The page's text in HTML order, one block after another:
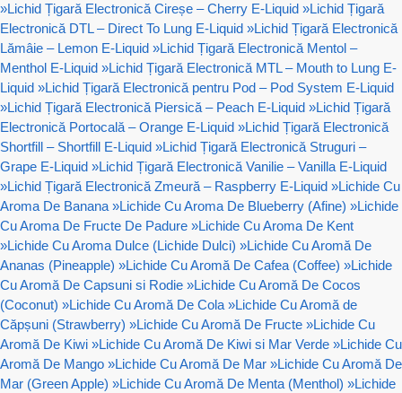
»Lichid Țigară Electronică Cireșe – Cherry E-Liquid »Lichid Țigară
Electronică DTL – Direct To Lung E-Liquid »Lichid Țigară Electronică
Lămâie – Lemon E-Liquid »Lichid Țigară Electronică Mentol –
Menthol E-Liquid »Lichid Țigară Electronică MTL – Mouth to Lung E-
Liquid »Lichid Țigară Electronică pentru Pod – Pod System E-Liquid
»Lichid Țigară Electronică Piersică – Peach E-Liquid »Lichid Țigară
Electronică Portocală – Orange E-Liquid »Lichid Țigară Electronică
Shortfill – Shortfill E-Liquid »Lichid Țigară Electronică Struguri –
Grape E-Liquid »Lichid Țigară Electronică Vanilie – Vanilla E-Liquid
»Lichid Țigară Electronică Zmeură – Raspberry E-Liquid »Lichide Cu
Aroma De Banana »Lichide Cu Aroma De Blueberry (Afine) »Lichide
Cu Aroma De Fructe De Padure »Lichide Cu Aroma De Kent
»Lichide Cu Aroma Dulce (Lichide Dulci) »Lichide Cu Aromă De
Ananas (Pineapple) »Lichide Cu Aromă De Cafea (Coffee) »Lichide
Cu Aromă De Capsuni si Rodie »Lichide Cu Aromă De Cocos
(Coconut) »Lichide Cu Aromă De Cola »Lichide Cu Aromă de
Căpșuni (Strawberry) »Lichide Cu Aromă De Fructe »Lichide Cu
Aromă De Kiwi »Lichide Cu Aromă De Kiwi si Mar Verde »Lichide Cu
Aromă De Mango »Lichide Cu Aromă De Mar »Lichide Cu Aromă De
Mar (Green Apple) »Lichide Cu Aromă De Menta (Menthol) »Lichide